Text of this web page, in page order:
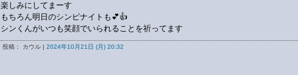
楽しみにしてまーす
もちろん明日のシンピナイトも💕👍
シンくんがいつも笑顔でいられることを祈ってます
投稿： カウル | 2024年10月21日 (月) 20:32